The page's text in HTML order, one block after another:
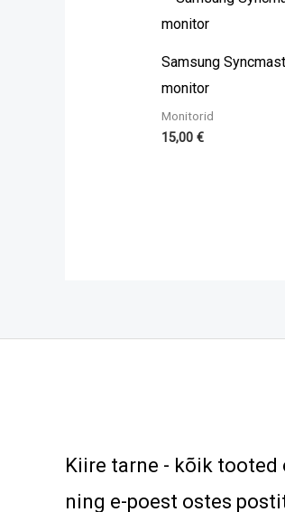
Samsung
monitor
Monitorid
15,00 €
Kiire tarne - kõik tooted
ning e-poest ostes